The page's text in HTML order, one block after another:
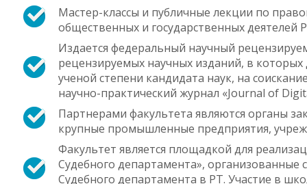
Мастер-классы и публичные лекции по
общественных и государственных деятелей
Издается федеральный научный
рецензируемых научных изданий, в
ученой степени кандидата наук, на
научно-практический журнал «Journal of
Партнерами факультета являются органы
крупные промышленные предприятия,
Факультет является площадкой для
Судебного департамента»,
Судебного департамента в РТ. Участие в